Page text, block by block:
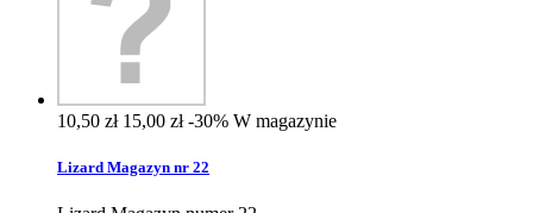
10,50 zł 15,00 zł-30% W magazynie
Lizard Magazyn nr 22